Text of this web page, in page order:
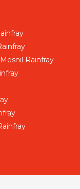
Rainfray